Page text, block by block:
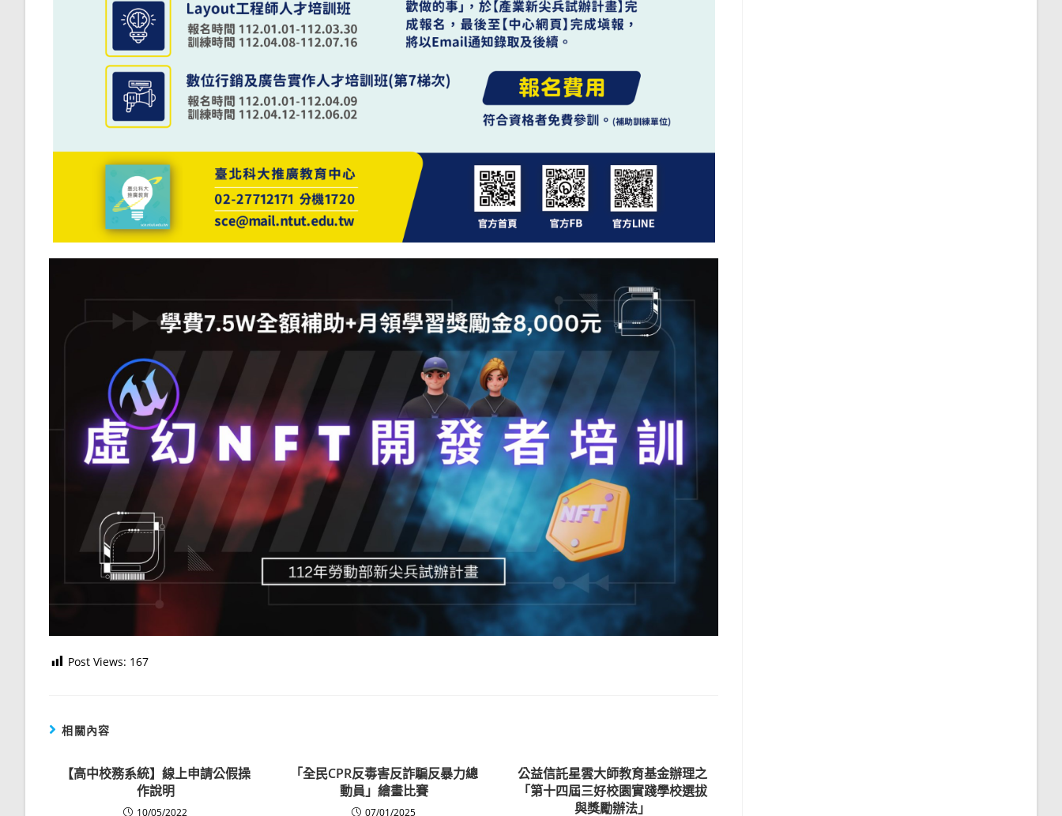
Post Views: 167
相關內容
【高中校務系統】線上申請公假操
作說明
10/05/2022
「全民CPR反毒害反詐騙反暴力總
動員」繪畫比賽
07/01/2025
公益信託星雲大師教育基金辦理之
「第十四屆三好校園實踐學校選拔
與獎勵辦法」